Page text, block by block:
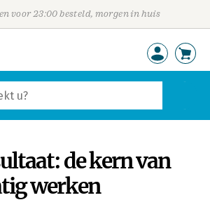
voor 23:00 besteld, morgen in huis
de kern van
werken